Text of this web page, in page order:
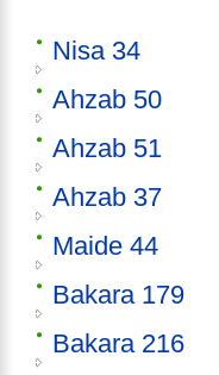
Nisa 34
Ahzab 50
Ahzab 51
Ahzab 37
Maide 44
Bakara 179
Bakara 216